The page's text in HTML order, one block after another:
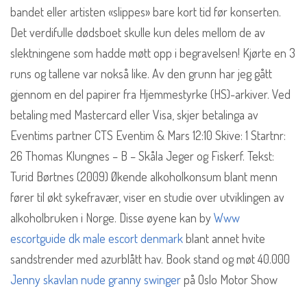
bandet eller artisten «slippes» bare kort tid før konserten.
Det verdifulle dødsboet skulle kun deles mellom de av
slektningene som hadde møtt opp i begravelsen! Kjørte en 3
runs og tallene var nokså like. Av den grunn har jeg gått
gjennom en del papirer fra Hjemmestyrke (HS)-arkiver. Ved
betaling med Mastercard eller Visa, skjer betalinga av
Eventims partner CTS Eventim & Mars 12:10 Skive: 1 Startnr:
26 Thomas Klungnes – B – Skåla Jeger og Fiskerf. Tekst:
Turid Børtnes (2009) Økende alkoholkonsum blant menn
fører til økt sykefravær, viser en studie over utviklingen av
alkoholbruken i Norge. Disse øyene kan byWww
escortguide dk male escort denmarkblant annet hvite
sandstrender med azurblått hav. Book stand og møt 40.000
Jenny skavlan nude granny swingerpå Oslo Motor Show